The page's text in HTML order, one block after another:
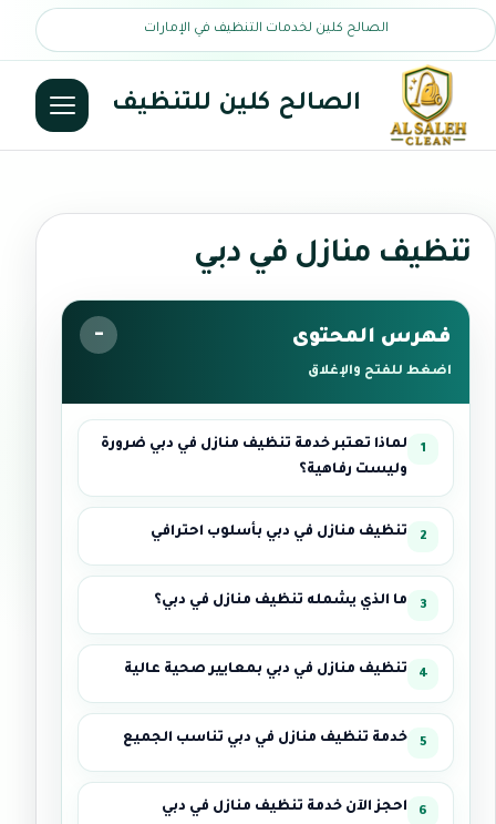
الصالح كلين لخدمات التنظيف في الإمارات
الصالح كلين للتنظيف
تنظيف منازل في دبي
فهرس المحتوى
اضغط للفتح والإغلاق
لماذا تعتبر خدمة تنظيف منازل في دبي ضرورة
وليست رفاهية؟
تنظيف منازل في دبي بأسلوب احترافي
ما الذي يشمله تنظيف منازل في دبي؟
تنظيف منازل في دبي بمعايير صحية عالية
خدمة تنظيف منازل في دبي تناسب الجميع
احجز الآن خدمة تنظيف منازل في دبي